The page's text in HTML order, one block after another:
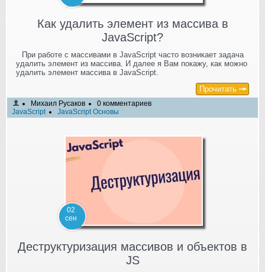
Как удалить элемент из массива в
JavaScript?
При работе с массивами в JavaScript часто возникает задача
удалить элемент из массива. И далее я Вам покажу, как можно
удалить элемент массива в JavaScript.
Прочитать
Михаил Русаков
0 комментариев
JavaScript
JavaScript Основы
02
сен
Деструктуризация массивов и объектов в
JS